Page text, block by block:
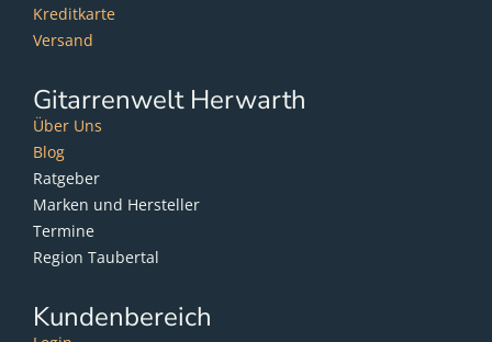
Kreditkarte
Versand
Gitarrenwelt Herwarth
Über Uns
Blog
Ratgeber
Marken und Hersteller
Termine
Region Taubertal
Kundenbereich